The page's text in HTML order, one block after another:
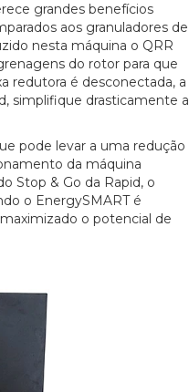
grandes benefícios
aos granuladores de
nesta máquina o QRR
do rotor para que
redutora é desconectada, a
simplifique drasticamente a
pode levar a uma redução
da máquina
Stop & Go da Rapid, o
o EnergySMART é
o potencial de